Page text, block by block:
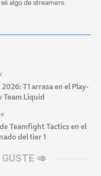
algo de streamers.
T1 arrasa en el Play-
Team Liquid
Teamfight Tactics en el
del tier 1
🥑